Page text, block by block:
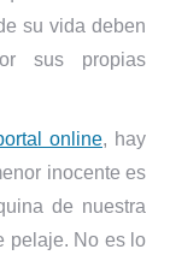
su vida deben
sus propias
online, hay
inocente es
de nuestra
pelaje. No es lo